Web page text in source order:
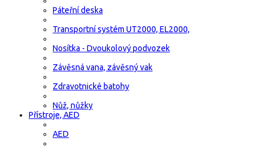
Páteřní deska
Transportní systém UT2000, EL2000,
Nosítka - Dvoukolový podvozek
Závěsná vana, závěsný vak
Zdravotnické batohy
Nůž, nůžky
Přístroje, AED
AED